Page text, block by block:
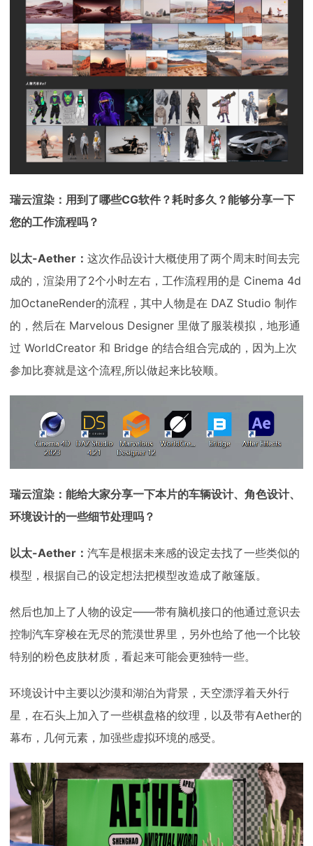
瑞云渲染：用到了哪些CG软件？耗时多久？能够分享一下
您的工作流程吗？
以太-Aether： 这次作品设计大概使用了两个周末时间去完
成的，渲染用了2个小时左右，工作流程用的是 Cinema 4d
加OctaneRender的流程，其中人物是在 DAZ Studio 制作
的，然后在 Marvelous Designer 里做了服装模拟，地形通
过 WorldCreator 和 Bridge 的结合组合完成的，因为上次
参加比赛就是这个流程,所以做起来比较顺。
瑞云渲染：能给大家分享一下本片的车辆设计、角色设计、
环境设计的一些细节处理吗？
以太-Aether： 汽车是根据未来感的设定去找了一些类似的
模型，根据自己的设定想法把模型改造成了敞篷版。
然后也加上了人物的设定——带有脑机接口的他通过意识去
控制汽车穿梭在无尽的荒漠世界里，另外也给了他一个比较
特别的粉色皮肤材质，看起来可能会更独特一些。
环境设计中主要以沙漠和湖泊为背景，天空漂浮着天外行
星，在石头上加入了一些棋盘格的纹理，以及带有Aether的
幕布，几何元素，加强些虚拟环境的感受。